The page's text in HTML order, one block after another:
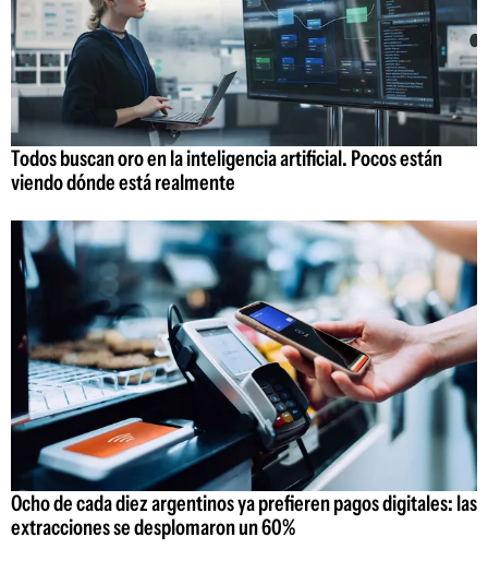
Todos buscan oro en la inteligencia artificial. Pocos están
viendo dónde está realmente
Ocho de cada diez argentinos ya prefieren pagos digitales: las
extracciones se desplomaron un 60%